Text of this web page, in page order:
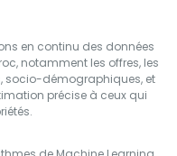
en continu des données
notamment les offres, les
socio-démographiques, et
précise à ceux qui